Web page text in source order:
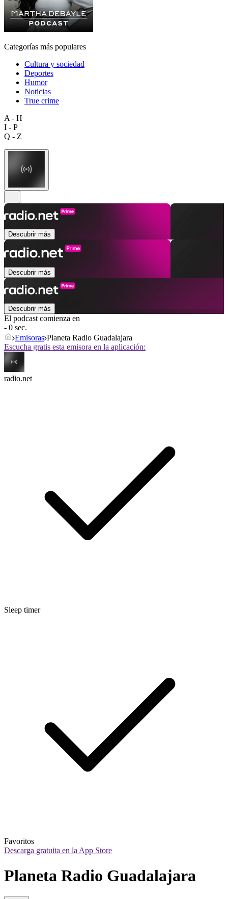
Categorías más populares
Cultura y sociedad
Deportes
Humor
Noticias
True crime
A - H
I - P
Q - Z
Descubrir más
Descubrir más
Descubrir más
El podcast comienza en
- 0 sec.
Emisoras Planeta Radio Guadalajara
Escucha gratis esta emisora en la aplicación:
radio.net
Sleep timer
Favoritos
Descarga gratuita en la App Store
Planeta Radio Guadalajara